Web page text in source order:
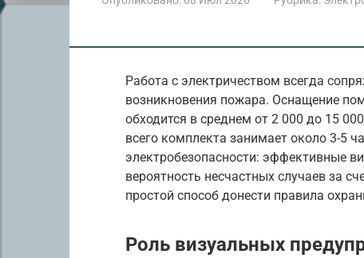
Работа с электричеством всегда
возникновения пожара. Оснащение
обходится в среднем от 2 000 до 15
всего комплекта занимает около 3-5
электробезопасности: эффективные
вероятность несчастных случаев за
простой способ донести правила
Роль визуальных